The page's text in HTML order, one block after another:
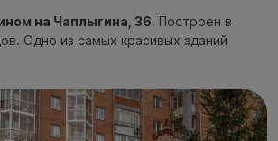
на Чаплыгина, 36. Построен в
Одно из самых красивых зданий